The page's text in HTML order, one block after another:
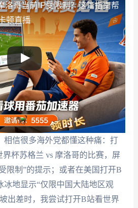
洛哥当前IP受限制？这篇指南帮
顿直播
相信很多海外党都懂这种痛：打
杯苏格兰 vs 摩洛哥的比赛，屏
限制”的提示；或者在美国打开B
冰地显示“仅限中国大陆地区观
出差时，我尝试打开B站看世界